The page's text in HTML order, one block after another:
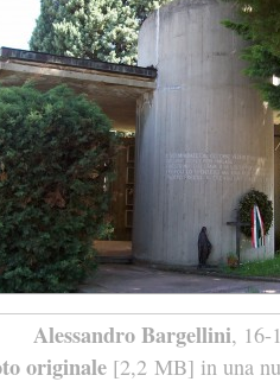
Alessandro Bargellini, 16-
originale[2,2 MB] in una